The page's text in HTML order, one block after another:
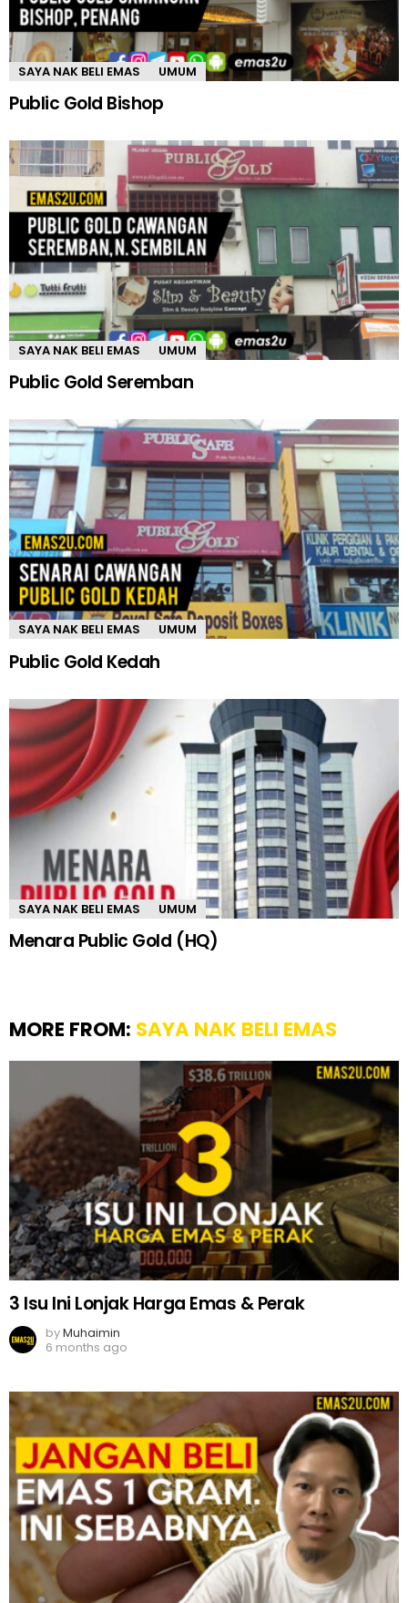
SAYA NAK BELI EMAS UMUM
Public Gold Bishop
SAYA NAK BELI EMAS UMUM
Public Gold Seremban
SAYA NAK BELI EMAS UMUM
Public Gold Kedah
SAYA NAK BELI EMAS UMUM
Menara Public Gold (HQ)
MORE FROM: SAYA NAK BELI EMAS
3 Isu Ini Lonjak Harga Emas & Perak
byMuhaimin
6 months ago